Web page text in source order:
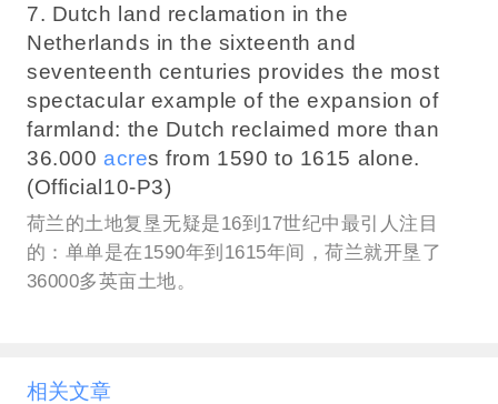
7. Dutch land reclamation in the
Netherlands in the sixteenth and
seventeenth centuries provides the most
spectacular example of the expansion of
farmland: the Dutch reclaimed more than
36.000 acres from 1590 to 1615 alone.
(Official10-P3)
荷兰的土地复垦无疑是16到17世纪中最引人注目
的：单单是在1590年到1615年间，荷兰就开垦了
36000多英亩土地。
相关文章